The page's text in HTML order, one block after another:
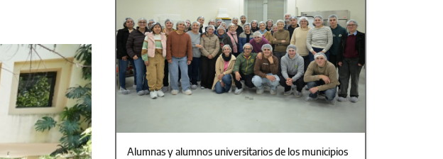
Alumnas y alumnos universitarios de los municipios